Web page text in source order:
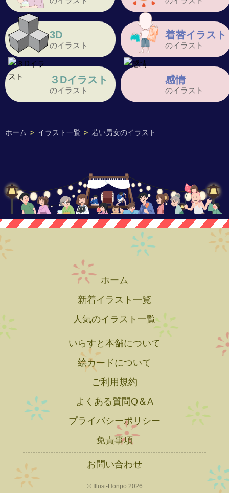
ホーム > イラスト一覧 > 若い男女のイラスト
3D
のイラスト
着替イラスト
のイラスト
３Dイラスト
のイラスト
感情
のイラスト
ホーム
新着イラスト一覧
人気のイラスト一覧
いらすと本舗について
絵カードについて
ご利用規約
よくある質問Q＆A
プライバシーポリシー
免責事項
お問い合わせ
© Illust-Honpo 2026